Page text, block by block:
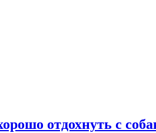
отдохнуть с